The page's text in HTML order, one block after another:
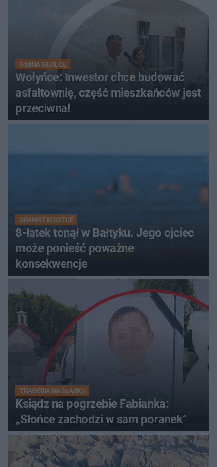
GMINA SIEDLCE
Wołyńce: Inwestor chce budować
asfaltownię, część mieszkańców jest
przeciwna!
DRAMAT W USTCE
8-latek tonął w Bałtyku. Jego ojciec
może ponieść poważne
konsekwencje
TRAGEDIA NA ŚLĄSKU
Ksiądz na pogrzebie Fabianka:
„Słońce zachodzi w sam poranek”